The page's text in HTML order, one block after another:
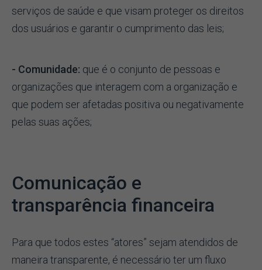
serviços de saúde e que visam proteger os direitos
dos usuários e garantir o cumprimento das leis;
- Comunidade: que é o conjunto de pessoas e
organizações que interagem com a organização e
que podem ser afetadas positiva ou negativamente
pelas suas ações;
Comunicação e
transparência financeira
Para que todos estes “atores” sejam atendidos de
maneira transparente, é necessário ter um fluxo